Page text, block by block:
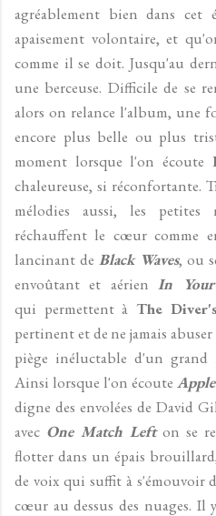
agréablement bien dans
apaisement volontaire, et
comme il se doit. Jusqu'au
une berceuse. Difficile de se
alors on relance l'album, une
encore plus belle ou plus
moment lorsque l'on écoute
chaleureuse, si réconfortante.
mélodies aussi, les petites
réchauffent le cœur comme
lancinant de Black Waves, ou
envoûtant et aérienIn
qui permettent à The
pertinent et de ne jamais
piège inéluctable d'un grand
Ainsi lorsque l'on écoute
digne des envolées de David
avec One Match Lefton se
flotter dans un épais
de voix qui suffit à s'émouvoir
cœur au dessus des nuages.